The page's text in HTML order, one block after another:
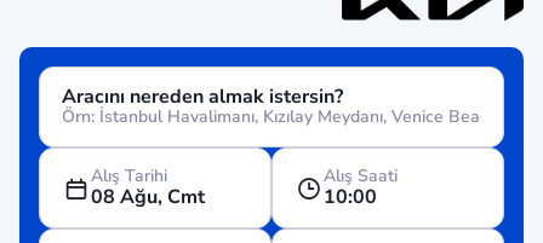
Aracını nereden almak istersin?
Alış Tarihi
08 Ağu, Cmt
Alış Saati
10:00